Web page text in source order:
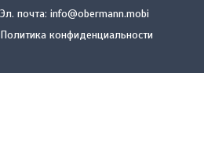
Эл. почта: info@obermann.mobi
Политика конфиденциальности